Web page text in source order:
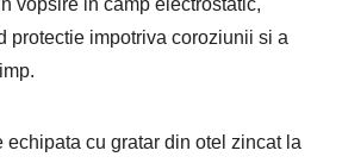
protectie impotriva coroziunii si a
echipata cu gratar din otel zincat la